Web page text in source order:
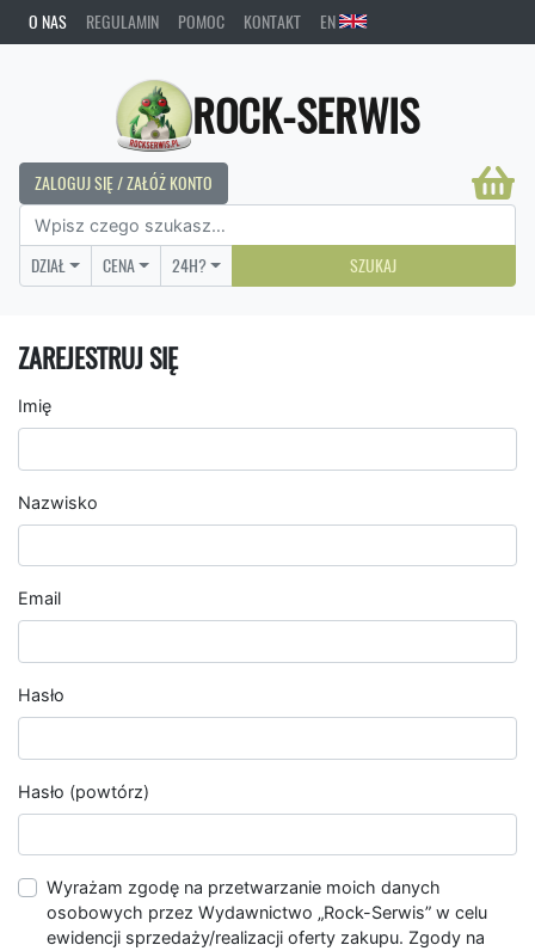
O NAS REGULAMIN POMOC KONTAKT EN
ROCK-SERWIS
ZALOGUJ SIĘ / ZAŁÓŻ KONTO
DZIAŁ CENA 24H? SZUKAJ
ZAREJESTRUJ SIĘ
Imię
Nazwisko
Email
Hasło
Hasło (powtórz)
Wyrażam zgodę na przetwarzanie moich danych
osobowych przez Wydawnictwo „Rock-Serwis” w celu
ewidencji sprzedaży/realizacji oferty zakupu. Zgody na